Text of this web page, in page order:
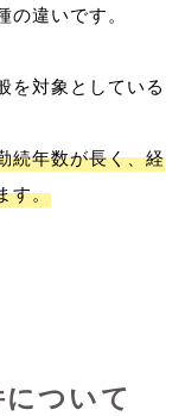
の違いです。
を対象としている
続年数が長く、経
す。
について